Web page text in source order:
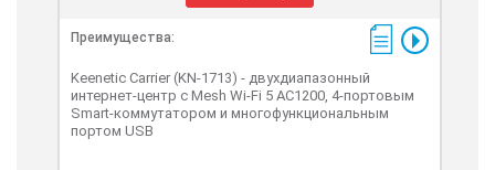
Преимущества:
Keenetic Carrier (KN-1713) - двухдиапазонный
интернет-центр с Mesh Wi-Fi 5 AC1200, 4-портовым
Smart-коммутатором и многофункциональным
портом USB